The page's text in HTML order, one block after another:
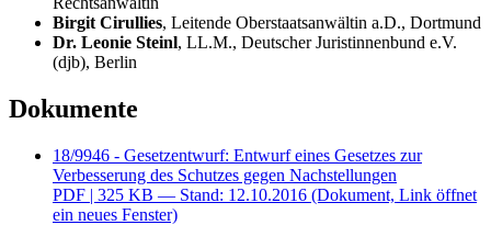
Birgit Cirullies, Leitende Oberstaatsanwältin a.D., Dortmund
Dr. Leonie Steinl, LL.M., Deutscher Juristinnenbund e.V.
(djb), Berlin
Dokumente
18/9946 - Gesetzentwurf: Entwurf eines Gesetzes zur
Verbesserung des Schutzes gegen Nachstellungen
PDF | 325 KB — Stand: 12.10.2016 (Dokument, Link öffnet
ein neues Fenster)